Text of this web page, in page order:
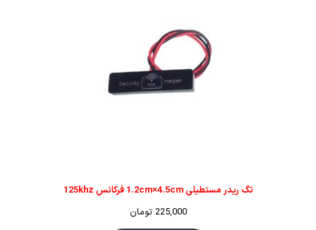
تگ ریدر مستطیلی 1.2cm×4.5cm فرکانس 125khz
225,000 تومان